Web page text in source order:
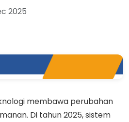
2025
membawa perubahan
Di tahun 2025, sistem